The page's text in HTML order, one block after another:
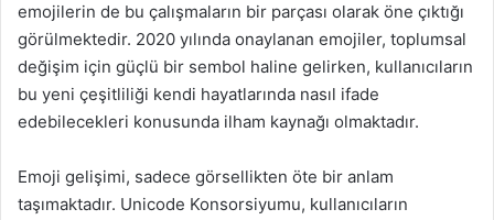
emojilerin de bu çalışmaların bir parçası olarak öne çıktığı
görülmektedir. 2020 yılında onaylanan emojiler, toplumsal
değişim için güçlü bir sembol haline gelirken, kullanıcıların
bu yeni çeşitliliği kendi hayatlarında nasıl ifade
edebilecekleri konusunda ilham kaynağı olmaktadır.
Emoji gelişimi, sadece görsellikten öte bir anlam
taşımaktadır. Unicode Konsorsiyumu, kullanıcıların